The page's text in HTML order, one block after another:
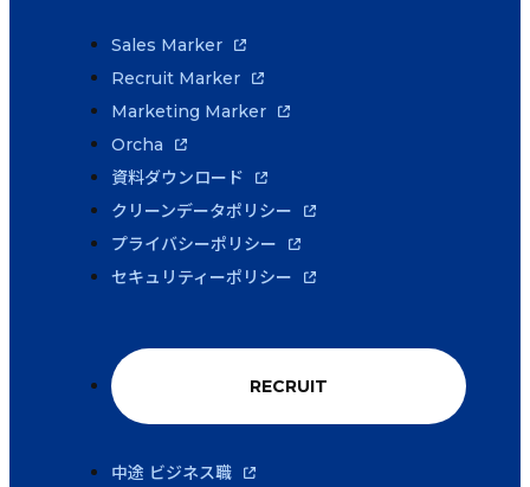
Sales Marker
Recruit Marker
Marketing Marker
Orcha
資料ダウンロード
クリーンデータポリシー
プライバシーポリシー
セキュリティーポリシー
RECRUIT
中途 ビジネス職